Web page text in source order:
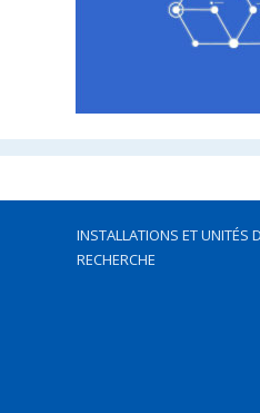
INSTALLATIONS ET UNITÉS
RECHERCHE